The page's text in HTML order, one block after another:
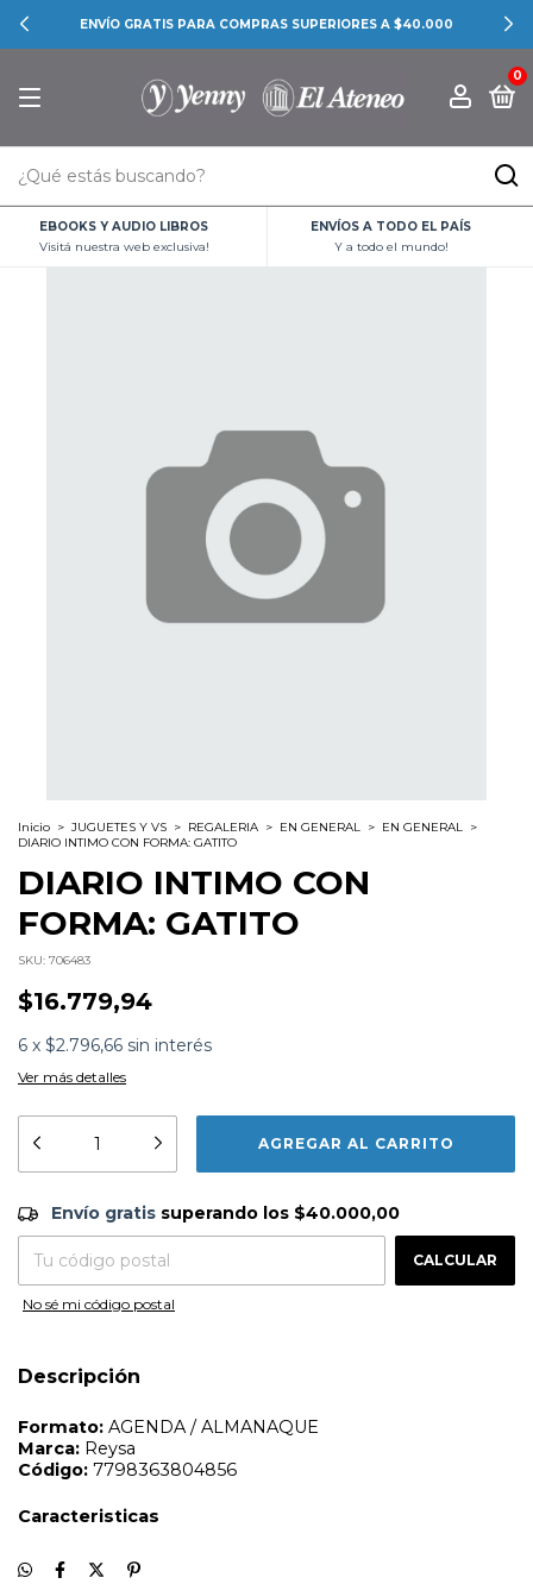
ENVÍO GRATIS PARA COMPRAS SUPERIORES A $40.000
0
EBOOKS Y AUDIO LIBROS
Visitá nuestra web exclusiva!
ENVÍOS A TODO EL PAÍS
Y a todo el mundo!
Inicio > JUGUETES Y VS > REGALERIA > EN GENERAL > EN GENERAL >
DIARIO INTIMO CON FORMA: GATITO
DIARIO INTIMO CON
FORMA: GATITO
SKU: 706483
$16.779,94
6 x $2.796,66 sin interés
Ver más detalles
Envío gratis $40.000,00
Entregas para el CP: CAMBIAR CP
Envío gratis superando los $40.000,00
CALCULAR
No sé mi código postal
Descripción
Marca:Reysa
Código:7798363804856
Caracteristicas